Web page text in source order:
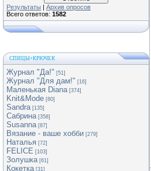
Результаты | Архив опросов
Всего ответов: 1582
СПИЦЫ+КРЮЧЕК
Журнал "Да!" [51]
Журнал "Для дам!" [16]
Маленькая Diana [374]
Knit&Mode [80]
Sandra [135]
Сабрина [358]
Susanna [87]
Вязание - ваше хобби [279]
Наталья [72]
FELICE [103]
Золушка [61]
Кокетка [31]